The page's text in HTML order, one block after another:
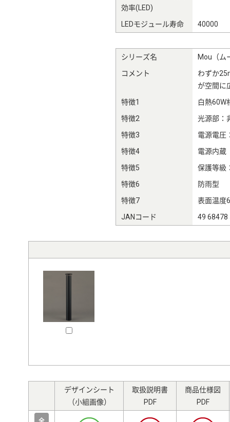
効率(LED)
LEDモジュール寿命 40000
シリーズ名
Mou（ム
コメント
わずか
が空間に
特徴1
白熱60W
特徴2
光源部：
特徴3
電源電圧
特徴4
電源内蔵
特徴5
保護等級
特徴6
防雨型
特徴7
表面温
JANコード
49 68478
デザインシート
（小組画像）
取扱説明書
PDF
商品仕様図
PDF